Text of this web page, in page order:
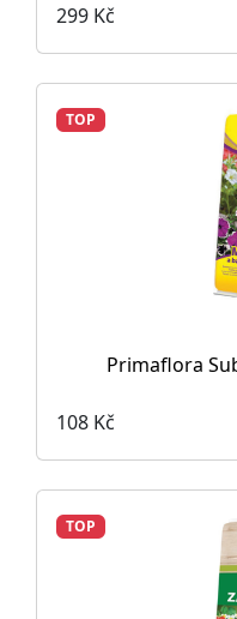
299 Kč
TOP
Primaflora
108 Kč
TOP